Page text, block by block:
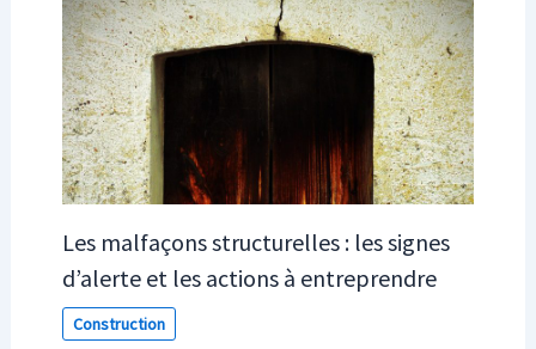
Les malfaçons structurelles : les signes
d’alerte et les actions à entreprendre
Construction